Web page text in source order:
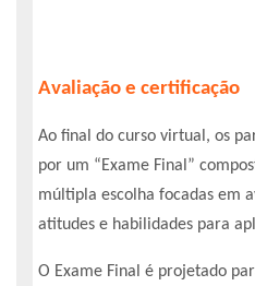
Avaliação e certificação
Ao final do curso virtual, os
por um “Exame Final”
múltipla escolha focadas em
atitudes e habilidades para
O Exame Final é projetado